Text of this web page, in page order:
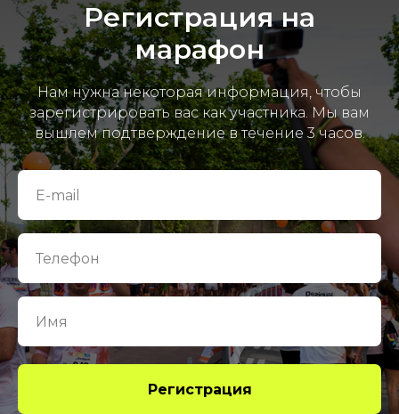
Регистрация на
марафон
Нам нужна некоторая информация, чтобы
зарегистрировать вас как участника. Мы вам
вышлем подтверждение в течение 3 часов.
Регистрация